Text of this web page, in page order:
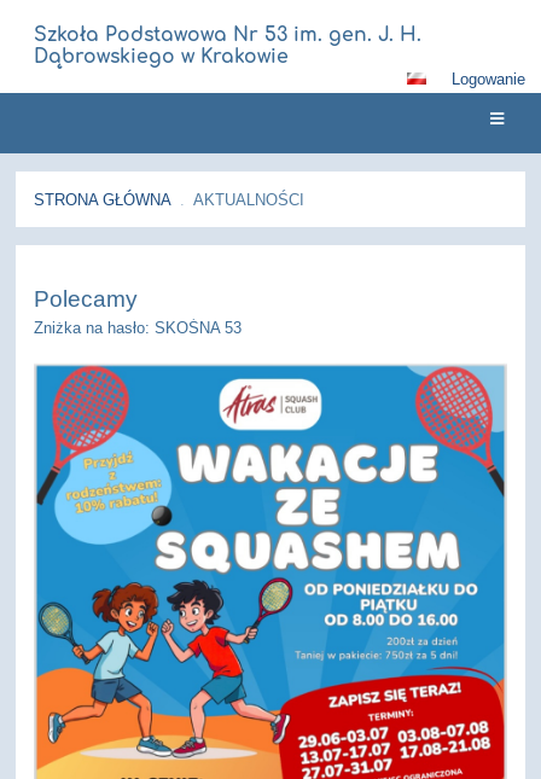
Szkoła Podstawowa Nr 53 im. gen. J. H.
Dąbrowskiego w Krakowie
Logowanie
STRONA GŁÓWNA AKTUALNOŚCI
Polecamy
Zniżka na hasło: SKOŚNA 53